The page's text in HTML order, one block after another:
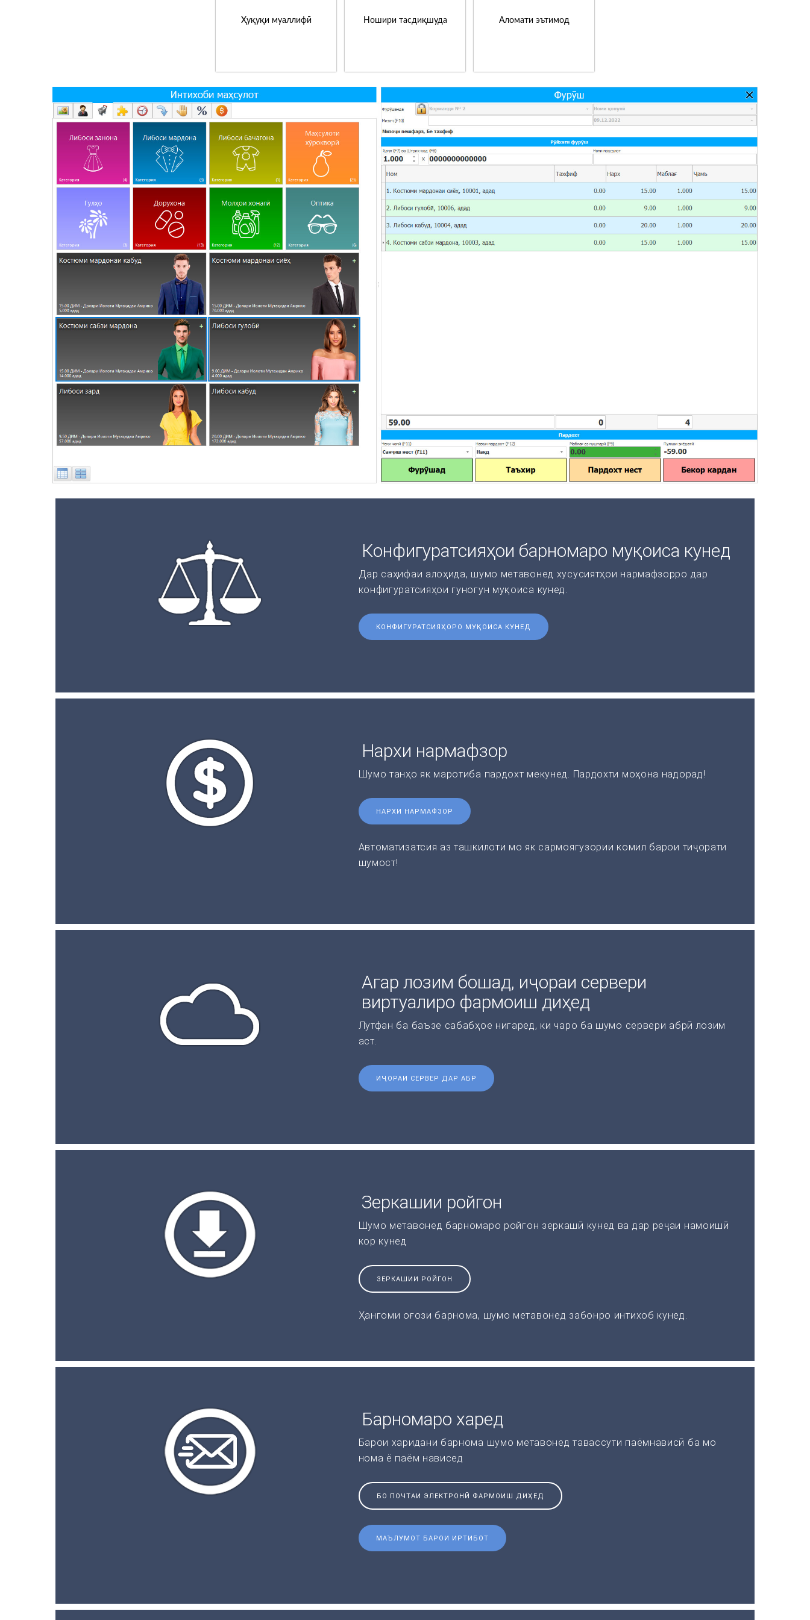
Ҳуқуқи муаллифӣ Ношири тасдиқшуда Аломати эътимод
Конфигуратсияҳои барномаро муқоиса кунед
Дар саҳифаи алоҳида, шумо метавонед хусусиятҳои нармафзорро дар
конфигуратсияҳои гуногун муқоиса кунед.
КОНФИГУРАТСИЯҲОРО МУҚОИСА КУНЕД
Нархи нармафзор
Шумо танҳо як маротиба пардохт мекунед. Пардохти моҳона надорад!
НАРХИ НАРМАФЗОР
Автоматизатсия аз ташкилоти мо як сармоягузории комил барои тиҷорати
шумост!
Агар лозим бошад, иҷораи сервери
виртуалиро фармоиш диҳед
Лутфан ба баъзе сабабҳое нигаред, ки чаро ба шумо сервери абрӣ лозим
аст.
ИҶОРАИ СЕРВЕР ДАР АБР
Зеркашии ройгон
Шумо метавонед барномаро ройгон зеркашӣ кунед ва дар реҷаи намоишӣ
кор кунед
ЗЕРКАШИИ РОЙГОН
Ҳангоми оғози барнома, шумо метавонед забонро интихоб кунед.
Барномаро харед
Барои харидани барнома шумо метавонед тавассути паёмнависӣ ба мо
нома ё паём нависед
БО ПОЧТАИ ЭЛЕКТРОНӢ ФАРМОИШ ДИҲЕД
МАЪЛУМОТ БАРОИ ИРТИБОТ